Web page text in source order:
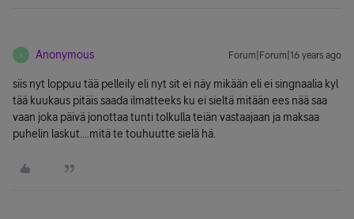
A Anonymous Forum|Forum|16 years ago
siis nyt loppuu tää pelleily eli nyt sit ei näy mikään eli ei singnaalia kyl
tää kuukaus pitäis saada ilmatteeks ku ei sieltä mitään ees nää saa
vaan joka päivä jonottaa tunti tolkulla teiän vastaajaan ja maksaa
puhelin laskut....mitä te touhuutte sielä hä.